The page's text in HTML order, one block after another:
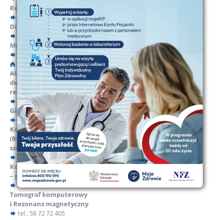
SIEDZIBA:
58 72 72 932
LUB NAPISZ:
nzoz-rumia@wp.pl
NZOZ nr 1 Rumia
Kontakt
Mapa serwisu
Polityka prywatności i cookies
Rehabilitacja
tel.: 58 72 72 955
Diagnostyka Obrazowa
tel.: 58 72 72 940
MAMMOGRAFIA
tel.: 58 727 29 40,tel.: 58 727 24 02
Rumia, ul. Miłosza 3
Alergologia, pulmonologia,
dermatologia, okulistyka, kardiologia
reumatologia, neurologia, urologia
tel.: 58 72 72 440
Ginekologia
tel.: 58 72 72 412
Kolonoskopia – badania przesiewowe
(BEZ SKIEROWANIA dla osób 50-65,
szczegóły w zakładce Usługi)
tel.: 58 72 72 404
Kolonoskopia i gastroskopia
– prywatne i NFZ
tel.: 58 72 72 445
Tomograf komputerowy
i Rezonans magnetyczny
tel.: 58 72 72 405